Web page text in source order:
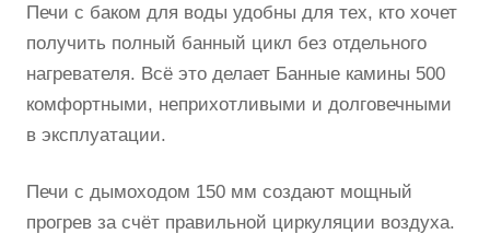
Печи с баком для воды удобны для тех, кто хочет
получить полный банный цикл без отдельного
нагревателя. Всё это делает Банные камины 500
комфортными, неприхотливыми и долговечными
в эксплуатации.
Печи с дымоходом 150 мм создают мощный
прогрев за счёт правильной циркуляции воздуха.